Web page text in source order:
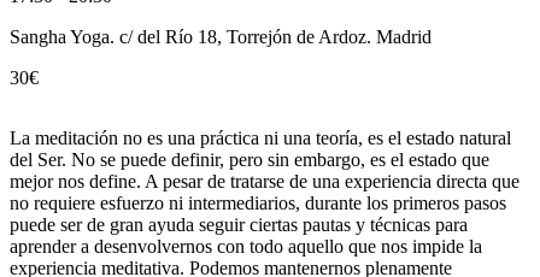
Sangha Yoga. c/ del Río 18, Torrejón de Ardoz. Madrid
30€
La meditación no es una práctica ni una teoría, es el estado natural
del Ser. No se puede definir, pero sin embargo, es el estado que
mejor nos define. A pesar de tratarse de una experiencia directa que
no requiere esfuerzo ni intermediarios, durante los primeros pasos
puede ser de gran ayuda seguir ciertas pautas y técnicas para
aprender a desenvolvernos con todo aquello que nos impide la
experiencia meditativa. Podemos mantenernos plenamente